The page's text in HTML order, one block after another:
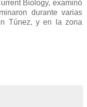
Biology, examinó
durante varias
Túnez, y en la zona